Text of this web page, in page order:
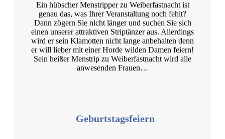
Ein hübscher Menstripper zu Weiberfastnacht ist
genau das, was Ihrer Veranstaltung noch fehlt?
Dann zögern Sie nicht länger und suchen Sie sich
einen unserer attraktiven Striptänzer aus. Allerdings
wird er sein Klamotten nicht lange anbehalten denn
er will lieber mit einer Horde wilden Damen feiern!
Sein heißer Menstrip zu Weiberfastnacht wird alle
anwesenden Frauen…
Geburtstagsfeiern